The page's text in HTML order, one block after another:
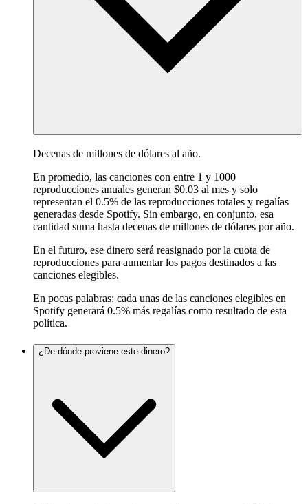
Decenas de millones de dólares al año.
En promedio, las canciones con entre 1 y 1000
reproducciones anuales generan $0.03 al mes y solo
representan el 0.5% de las reproducciones totales y regalías
generadas desde Spotify. Sin embargo, en conjunto, esa
cantidad suma hasta decenas de millones de dólares por año.
En el futuro, ese dinero será reasignado por la cuota de
reproducciones para aumentar los pagos destinados a las
canciones elegibles.
En pocas palabras: cada unas de las canciones elegibles en
Spotify generará 0.5% más regalías como resultado de esta
política.
¿De dónde proviene este dinero?